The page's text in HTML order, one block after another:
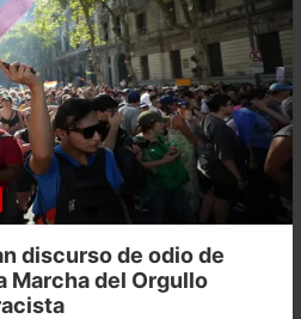
discurso de odio de
Marcha del Orgullo